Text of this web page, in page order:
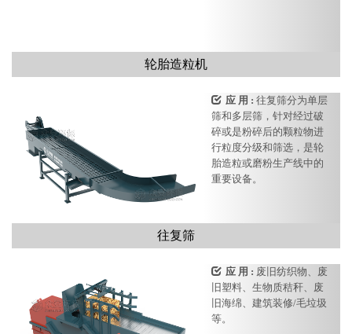
轮胎造粒机
应 用 : 往复筛分为单层
筛和多层筛，针对经过破
碎或是粉碎后的颗粒物进
行粒度分级和筛选，是轮
胎造粒或磨粉生产线中的
重要设备。
往复筛
应 用 : 废旧纺织物、废
旧塑料、生物质秸秆、废
旧海绵、建筑装修/毛垃圾
等。